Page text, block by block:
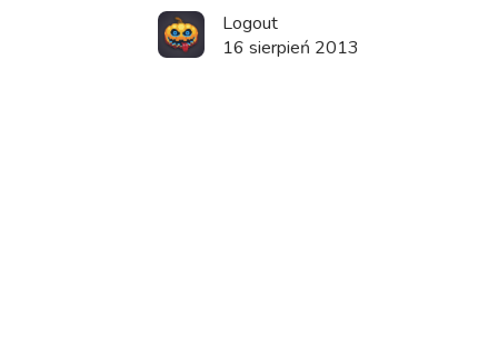
Logout
16 sierpień 2013